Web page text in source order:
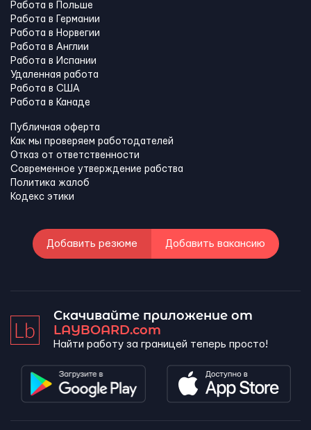
Работа в Польше
Работа в Германии
Работа в Норвегии
Работа в Англии
Работа в Испании
Удаленная работа
Работа в США
Работа в Канадe
Публичная оферта
Как мы проверяем работодателей
Отказ от ответственности
Современное утверждение рабства
Политика жалоб
Кодекс этики
Добавить резюме Добавить вакансию
Скачивайте приложение от
LAYBOARD.com
Найти работу за границей теперь просто!